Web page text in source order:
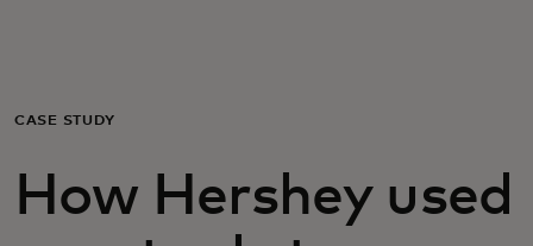
Para empresas
Para el mundo
CASE STUDY
How Hershey used